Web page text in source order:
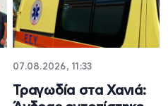
07.08.2026, 11:33
Τραγωδία στα Χανιά: